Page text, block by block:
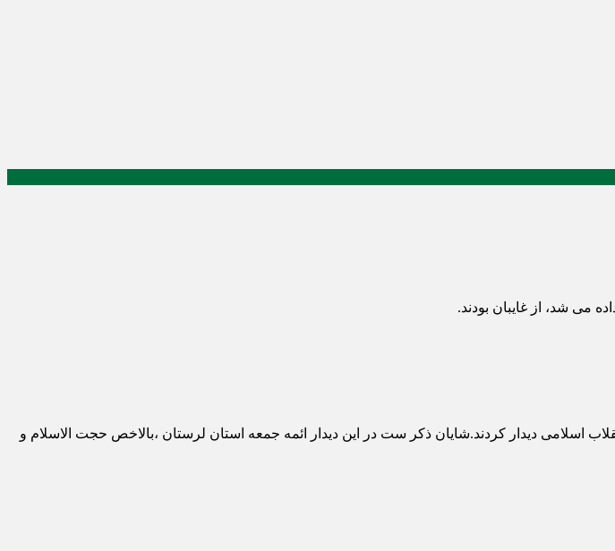
می شد، از غایبان بودند.
ائمه‌ی جمعه‌ی سراسر کشور، پیش‌ازظهر دوشنبه(۱۳۹۴/۱۰/۱۴) با رهبر انقلاب اسلامی دیدار کردند.شایان ذکر ست در این دیدار ائمه جمعه استان لرستان ،بالاخص حجت الاسلام و